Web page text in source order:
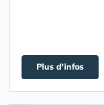
Plus d'infos